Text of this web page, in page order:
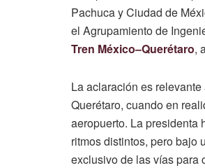
Pachuca y Ciudad de
el Agrupamiento de
Tren México–Querétaro,
La aclaración es
Querétaro, cuando en
aeropuerto. La presidenta
ritmos distintos, pero bajo
exclusivo de las vías para